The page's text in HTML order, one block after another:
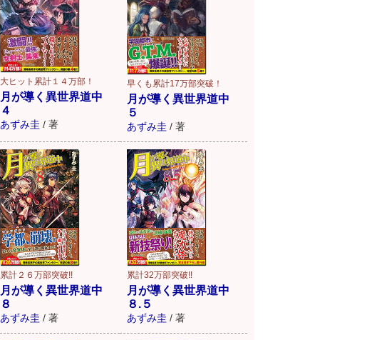
大ヒット累計１４万部！
月が導く異世界道中
４
あずみ圭 / 著
早くも累計17万部突破！
月が導く異世界道中
５
あずみ圭 / 著
累計２６万部突破!!
月が導く異世界道中
８
あずみ圭 / 著
累計32万部突破!!
月が導く異世界道中
８.５
あずみ圭 / 著